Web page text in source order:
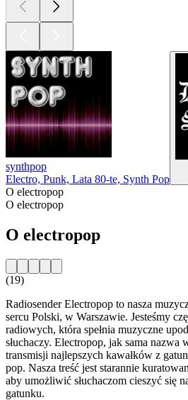
synthpop
Electro, Punk, Lata 80-te, Synth Pop
O electropop
O electropop
O electropop
(19)
Radiosender Electropop to nasza
sercu Polski, w Warszawie. Jesteśmy
radiowych, która spełnia muzyczne
słuchaczy. Electropop, jak sama nazwa
transmisji najlepszych kawałków z
pop. Nasza treść jest starannie
aby umożliwić słuchaczom cieszyć się
gatunku.